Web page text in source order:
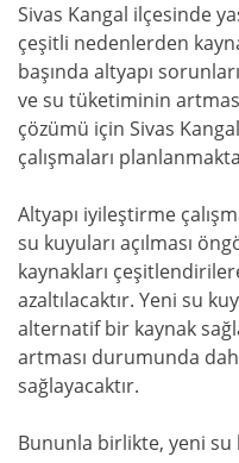
Sivas Kangal ilçesinde
çeşitli nedenlerden
başında altyapı
ve su tüketiminin
çözümü için Sivas
çalışmaları
Altyapı iyileştirme
su kuyuları açılması
kaynakları
azaltılacaktır. Yeni su
alternatif bir kaynak
artması durumunda
sağlayacaktır.
Bununla birlikte, yeni su